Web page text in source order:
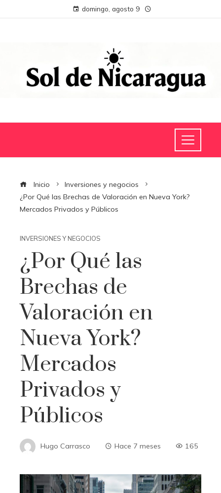
domingo, agosto 9
Inicio
Inversiones y negocios
¿Por Qué las Brechas de Valoración en Nueva York?
Mercados Privados y Públicos
INVERSIONES Y NEGOCIOS
¿Por Qué las
Brechas de
Valoración en
Nueva York?
Mercados
Privados y
Públicos
Hugo Carrasco Hace 7 meses 165